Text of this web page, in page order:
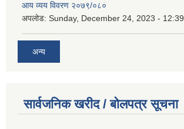
आय व्यय विवरण २०७९/०८०
अपलोड: Sunday, December 24, 2023 - 12:39
अन्य
सार्वजनिक खरीद / बोलपत्र सूचना